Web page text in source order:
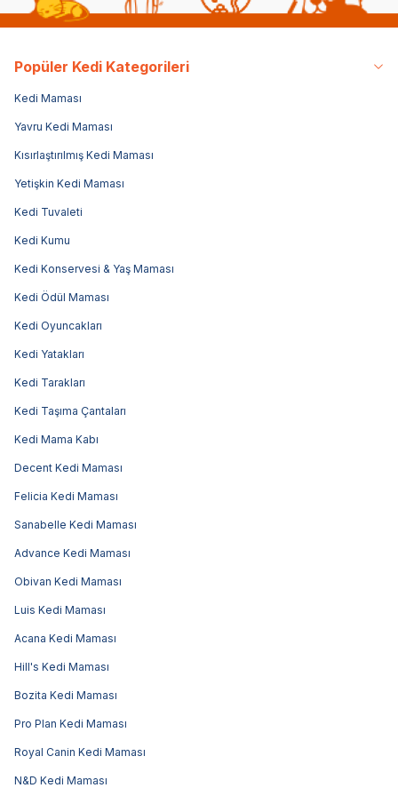
Popüler Kedi Kategorileri
Kedi Maması
Yavru Kedi Maması
Kısırlaştırılmış Kedi Maması
Yetişkin Kedi Maması
Kedi Tuvaleti
Kedi Kumu
Kedi Konservesi & Yaş Maması
Kedi Ödül Maması
Kedi Oyuncakları
Kedi Yatakları
Kedi Tarakları
Kedi Taşıma Çantaları
Kedi Mama Kabı
Decent Kedi Maması
Felicia Kedi Maması
Sanabelle Kedi Maması
Advance Kedi Maması
Obivan Kedi Maması
Luis Kedi Maması
Acana Kedi Maması
Hill's Kedi Maması
Bozita Kedi Maması
Pro Plan Kedi Maması
Royal Canin Kedi Maması
N&D Kedi Maması